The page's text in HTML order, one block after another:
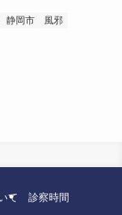
静岡市 風邪
て
診察時間